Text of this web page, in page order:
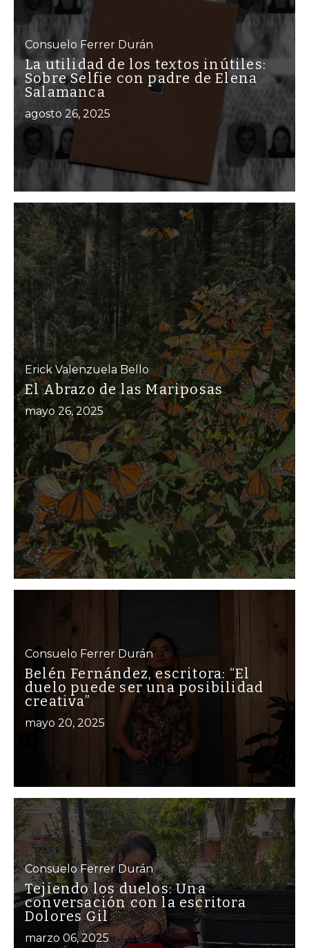
Consuelo Ferrer Durán
La utilidad de los textos inútiles:
Sobre Selfie con padre de Elena
Salamanca
agosto 26, 2025
Erick Valenzuela Bello
El Abrazo de las Mariposas
mayo 26, 2025
Consuelo Ferrer Durán
Belén Fernández, escritora: “El
duelo puede ser una posibilidad
creativa”
mayo 20, 2025
Consuelo Ferrer Durán
Tejiendo los duelos: Una
conversación con la escritora
Dolores Gil
marzo 06, 2025